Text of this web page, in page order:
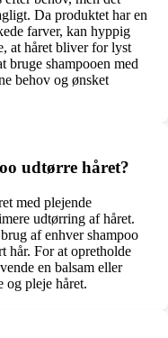
Da produktet har en
farver, kan hyppig
at håret bliver for lyst
bruge shampooen med
behov og ønsket
udtørre håret?
med plejende
udtørring af håret.
af enhver shampoo
hår. For at opretholde
en balsam eller
og pleje håret.